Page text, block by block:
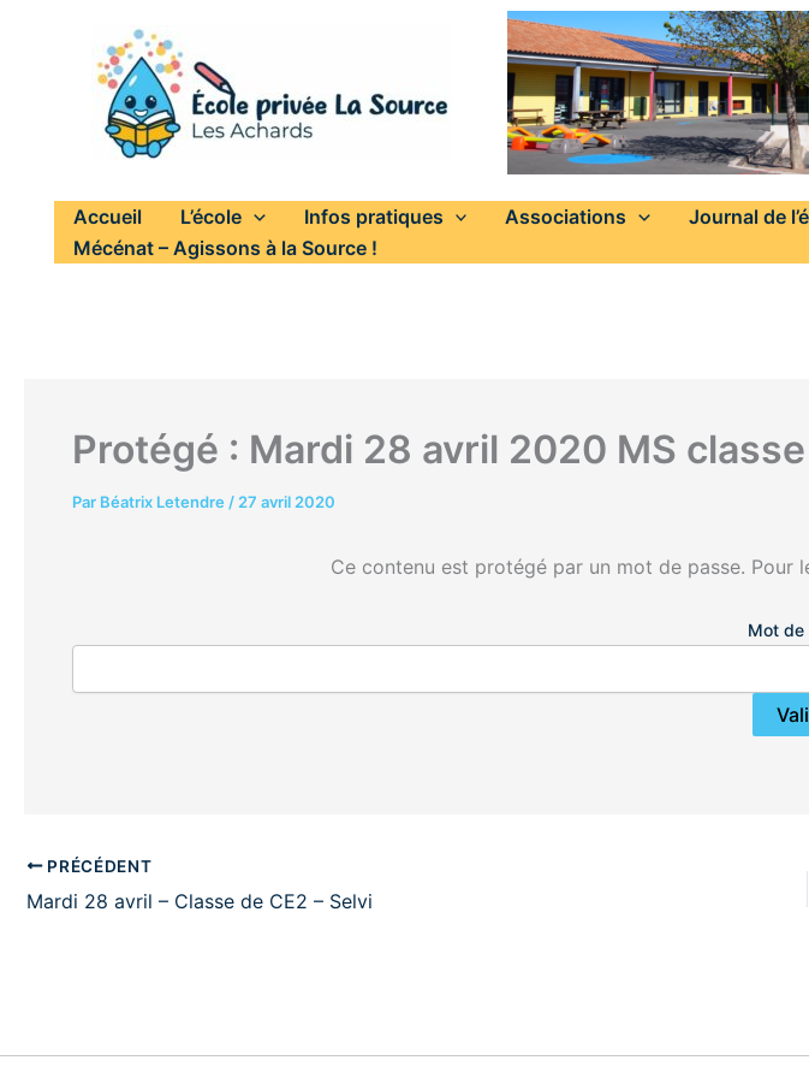
Accueil L’école Infos pratiques Associations Journal de
Mécénat – Agissons à la Source !
Protégé : Mardi 28 avril 2020 MS
Par Béatrix Letendre / 27 avril 2020
Ce contenu est protégé par un mot de passe.
Mot de
PRÉCÉDENT
Mardi 28 avril – Classe de CE2 – Selvi